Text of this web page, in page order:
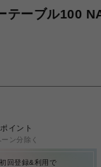
テーブル100
ポイント
ン分除く
回登録&利用で